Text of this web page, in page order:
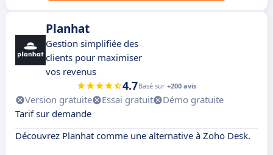
Planhat
Gestion simplifiée des
clients pour maximiser
vos revenus
4.7Basé sur +200 avis
Version gratuite Essai gratuit
Démo gratuite
Tarif sur demande
Découvrez Planhat comme une alternative à Zoho Desk.